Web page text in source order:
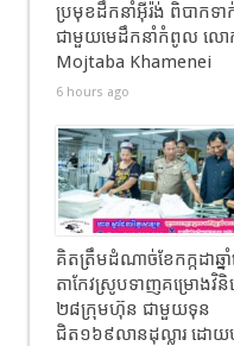
ប្រមុខដឹកនាំអ៊ីរ៉ង់ ពិបាកទ
ជាមួយមេដឹកនាំកំពូល លោ
Mojtaba Khamenei
6 hours ago
គិតត្រឹមដំណាច់ខែកក្កដាឆ្នាំ
តាកែវស្រូបទាញគម្រោងវិ
២៨ក្រុមហ៊ុន ជាមួយទុន
ជិត១៦៩លានដុល្លារ ដោយប